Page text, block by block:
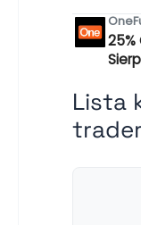
25%
Lista